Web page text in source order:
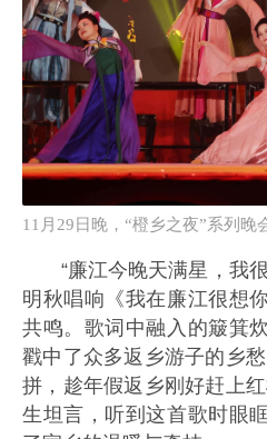
11月29日晚，“橙乡之夜”系列晚
“廉江今晚天满星，我
明秋唱响《我在廉江很想
共鸣。歌词中融入的簸箕
戳中了众多返乡游子的乡
拼，趁年假返乡刚好赶上
生坦言，听到这首歌时眼